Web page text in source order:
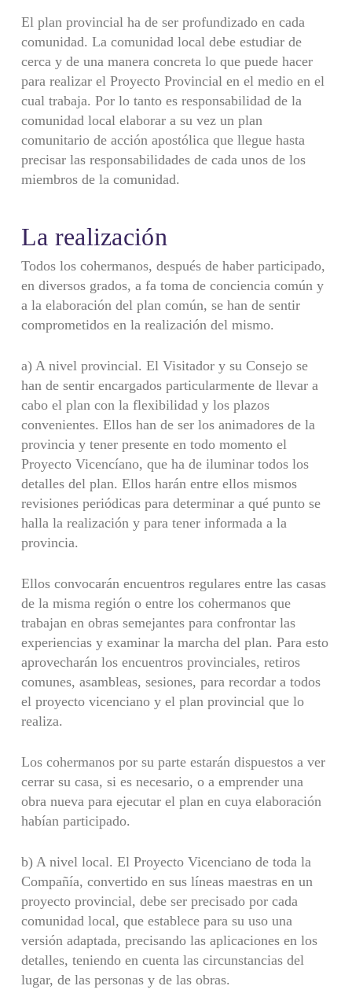
El plan provincial ha de ser profundizado en cada
comunidad. La comunidad local debe estudiar de
cerca y de una manera concreta lo que puede hacer
para realizar el Proyecto Provincial en el medio en el
cual trabaja. Por lo tanto es responsabilidad de la
comunidad local elaborar a su vez un plan
comunitario de acción apostólica que llegue hasta
precisar las responsabilidades de cada unos de los
miembros de la comunidad.
La realización
Todos los cohermanos, después de haber participado,
en diversos grados, a fa toma de conciencia común y
a la elaboración del plan común, se han de sentir
comprometidos en la realización del mismo.
a) A nivel provincial. El Visitador y su Consejo se
han de sentir encargados particularmente de llevar a
cabo el plan con la flexibilidad y los plazos
convenientes. Ellos han de ser los animadores de la
provincia y tener presente en todo momento el
Proyecto Vicencíano, que ha de iluminar todos los
detalles del plan. Ellos harán entre ellos mismos
revisiones periódicas para determinar a qué punto se
halla la realización y para tener informada a la
provincia.
Ellos convocarán encuentros regulares entre las casas
de la misma región o entre los cohermanos que
trabajan en obras semejantes para confrontar las
experiencias y examinar la marcha del plan. Para esto
aprovecharán los encuentros provinciales, retiros
comunes, asambleas, sesiones, para recordar a to­dos
el proyecto vicenciano y el plan provincial que lo
realiza.
Los cohermanos por su parte estarán dispuestos a ver
cerrar su casa, si es necesario, o a empren­der una
obra nueva para ejecutar el plan en cuya elaboración
habían participado.
b) A nivel local. El Proyecto Vicenciano de toda la
Compañía, convertido en sus líneas maestras en un
proyecto provincial, debe ser precisado por cada
comunidad local, que establece para su uso una
versión adaptada, precisando las aplicaciones en los
detalles, teniendo en cuenta las circunstancias del
lugar, de las personas y de las obras.